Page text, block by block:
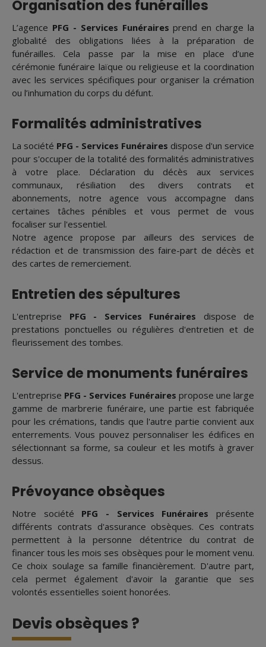
Organisation des funérailles
L’agence PFG - Services Funéraires prend en charge la
globalité des obligations liées à la préparation de
funérailles. Cela passe par la mise en place d’une
cérémonie funéraire laïque ou religieuse et la coordination
avec les services spécifiques pour organiser la crémation
ou l’inhumation du corps du défunt.
Formalités administratives
La société PFG - Services Funéraires dispose d'un service
pour s'occuper de la totalité des formalités administratives
à votre place. Déclaration du décès aux services
communaux, résiliation des divers contrats et
abonnements, notre agence vous accompagne dans
certaines tâches pénibles et vous permet de vous
focaliser sur l'essentiel.
Notre agence propose par ailleurs des services de
rédaction et de transmission des faire-part de décès et
des cartes de remerciement.
Entretien des sépultures
L'entreprise PFG - Services Funéraires dispose de
prestations ponctuelles ou régulières d'entretien et de
fleurissement des tombes.
Service de monuments funéraires
L'entreprise PFG - Services Funéraires propose une large
gamme de marbrerie funéraire, une partie est fabriquée
pour les crémations, tandis que l'autre partie convient aux
enterrements. Vous pouvez personnaliser les édifices en
sélectionnant sa forme, sa couleur et les motifs à graver
dessus.
Prévoyance obsèques
Notre société PFG - Services Funéraires présente
différents contrats d'assurance obsèques. Ces contrats
permettent à la personne détentrice du contrat de
financer tous les mois ses obsèques pour le moment venu.
Ce choix soulage sa famille financièrement. D'autre part,
cela permet également d'avoir la garantie que ses
volontés essentielles soient honorées.
Devis obsèques ?